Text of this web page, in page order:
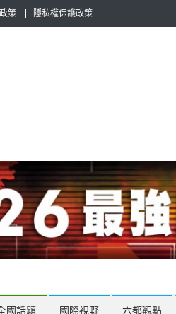
策 隱私權保護政策
國話題 國際視野 六都觀點